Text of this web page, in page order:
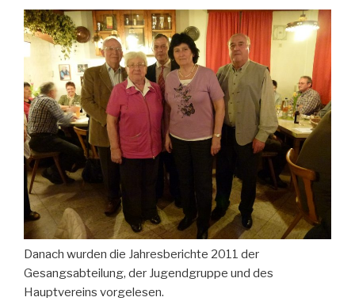
Danach wurden die Jahresberichte 2011 der
Gesangsabteilung, der Jugendgruppe und des
Hauptvereins vorgelesen.